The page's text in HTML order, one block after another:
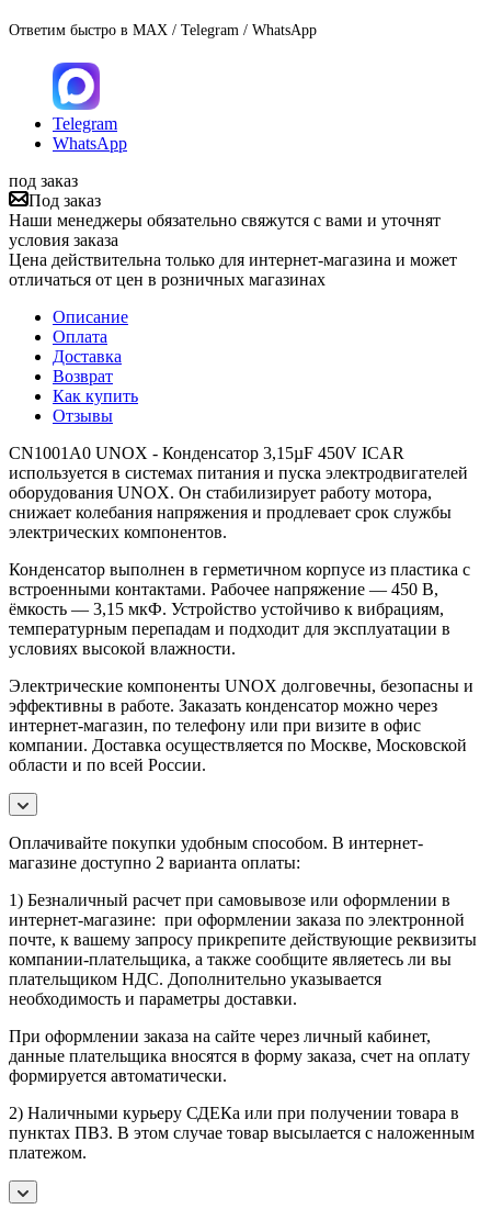
Ответим быстро в MAX / Telegram / WhatsApp
Telegram
WhatsApp
под заказ
Под заказ
Наши менеджеры обязательно свяжутся с вами и уточнят
условия заказа
Цена действительна только для интернет-магазина и может
отличаться от цен в розничных магазинах
Описание
Оплата
Доставка
Возврат
Как купить
Отзывы
CN1001A0 UNOX - Конденсатор 3,15µF 450V ICAR
используется в системах питания и пуска электродвигателей
оборудования UNOX. Он стабилизирует работу мотора,
снижает колебания напряжения и продлевает срок службы
электрических компонентов.
Конденсатор выполнен в герметичном корпусе из пластика с
встроенными контактами. Рабочее напряжение — 450 В,
ёмкость — 3,15 мкФ. Устройство устойчиво к вибрациям,
температурным перепадам и подходит для эксплуатации в
условиях высокой влажности.
Электрические компоненты UNOX долговечны, безопасны и
эффективны в работе. Заказать конденсатор можно через
интернет-магазин, по телефону или при визите в офис
компании. Доставка осуществляется по Москве, Московской
области и по всей России.
Оплачивайте покупки удобным способом. В интернет-
магазине доступно 2 варианта оплаты:
1) Безналичный расчет при самовывозе или оформлении в
интернет-магазине: при оформлении заказа по электронной
почте, к вашему запросу прикрепите действующие реквизиты
компании-плательщика, а также сообщите являетесь ли вы
плательщиком НДС. Дополнительно указывается
необходимость и параметры доставки.
При оформлении заказа на сайте через личный кабинет,
данные плательщика вносятся в форму заказа, счет на оплату
формируется автоматически.
2) Наличными курьеру СДЕКа или при получении товара в
пунктах ПВЗ. В этом случае товар высылается с наложенным
платежом.